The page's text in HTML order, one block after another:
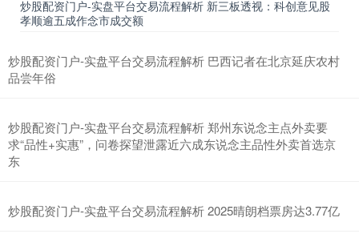
炒股配资门户-实盘平台交易流程解析 新三板透视：科创意见股
孝顺逾五成作念市成交额
炒股配资门户-实盘平台交易流程解析 巴西记者在北京延庆农村
品尝年俗
炒股配资门户-实盘平台交易流程解析 郑州东说念主点外卖要
求“品性+实惠”，问卷探望泄露近六成东说念主品性外卖首选京
东
炒股配资门户-实盘平台交易流程解析 2025晴朗档票房达3.77亿